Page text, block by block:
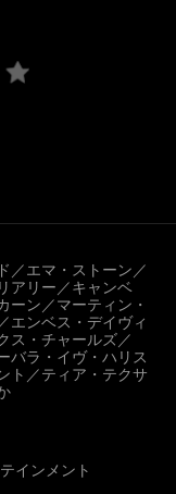
／エマ・ストーン／
アリー／キャンベ
ーン／マーティン・
エンベス・デイヴィ
ス・チャールズ／
バラ・イヴ・ハリス
ト／ティア・テクサ
インメント